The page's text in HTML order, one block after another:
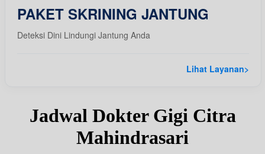
PAKET SKRINING JANTUNG
Deteksi Dini Lindungi Jantung Anda
Lihat Layanan>
Jadwal Dokter Gigi Citra
Mahindrasari